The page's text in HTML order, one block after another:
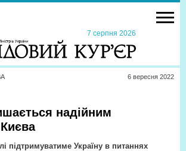
7 серпня 2026
6 вересня 2022
надійним
підтримуватиме Україну в питаннях